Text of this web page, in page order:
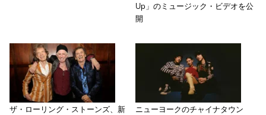
Up」のミュージック・ビデオを公
開
ザ・ローリング・ストーンズ、新
ニューヨークのチャイナタウン